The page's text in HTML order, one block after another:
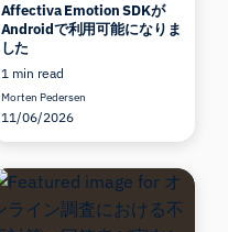
Affectiva Emotion SDKが
Androidで利用可能になりま
した
1 min read
Morten Pedersen
11/06/2026